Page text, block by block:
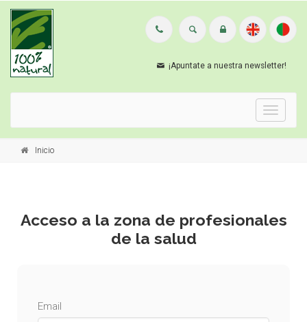
¡Apuntate a nuestra newsletter!
Menu
Inicio
Acceso a la zona de profesionales
de la salud
Email